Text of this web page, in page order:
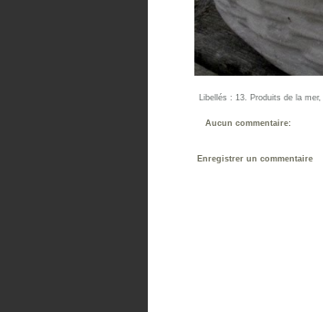
Libellés : 13. Produits de la mer,
Aucun commentaire:
Enregistrer un commentaire